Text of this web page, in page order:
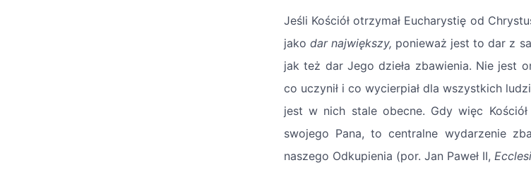
Jeśli Kościół otrzymał Eucharystię od
jako dar największy, ponieważ jest to dar z
jak też dar Jego dzieła zbawienia. Nie jest
co uczynił i co wycierpiał dla wszystkich
jest w nich stale obecne. Gdy więc
swojego Pana, to centralne wydarzenie
naszego Odkupienia (por. Jan Paweł II,